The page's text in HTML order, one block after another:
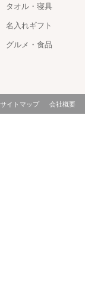
タオル・寝具
名入れギフト
グルメ・食品
サイトマップ 会社概要